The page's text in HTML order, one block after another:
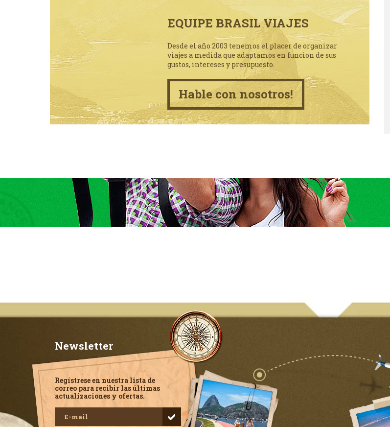
EQUIPE BRASIL VIAJES
Desde el año 2003 tenemos el placer de organizar
viajes a medida que adaptamos en funcion de sus
gustos, intereses y presupuesto.
Hable con nosotros!
Newsletter
Regístrese en nuestra lista de
correo para recibir las últimas
actualizaciones y ofertas.